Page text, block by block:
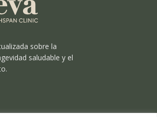
sobre la
saludable y el